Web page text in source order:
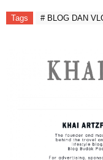
Tags # BLOG DAN